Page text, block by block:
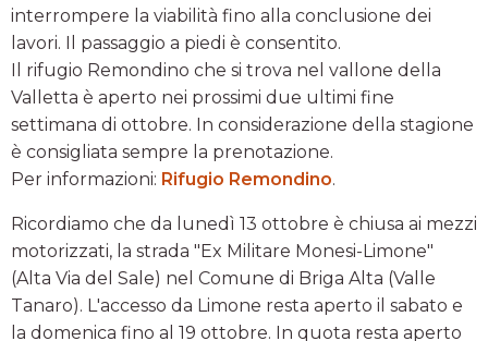
interrompere la viabilità fino alla conclusione dei
lavori. Il passaggio a piedi è consentito.
Il rifugio Remondino che si trova nel vallone della
Valletta è aperto nei prossimi due ultimi fine
settimana di ottobre. In considerazione della stagione
è consigliata sempre la prenotazione.
Per informazioni: Rifugio Remondino.
Ricordiamo che da lunedì 13 ottobre è chiusa ai mezzi
motorizzati, la strada "Ex Militare Monesi-Limone"
(Alta Via del Sale) nel Comune di Briga Alta (Valle
Tanaro). L'accesso da Limone resta aperto il sabato e
la domenica fino al 19 ottobre. In quota resta aperto